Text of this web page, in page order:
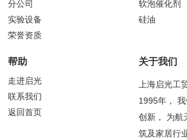
分公司
实验设备
荣誉资质
软泡催化剂
硅油
帮助
走进启光
联系我们
返回首页
关于我们
上海启光工
1995年，
创新， 为航
筑及家居行